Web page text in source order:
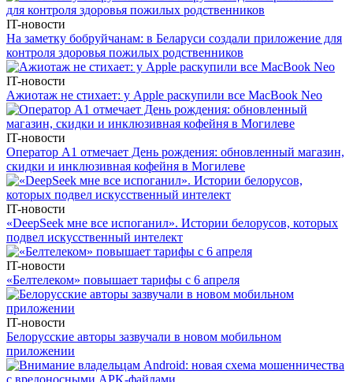
IT-новости
На заметку бобруйчанам: в Беларуси создали приложение для
контроля здоровья пожилых родственников
IT-новости
Ажиотаж не стихает: у Apple раскупили все MacBook Neo
IT-новости
Оператор А1 отмечает День рождения: обновленный магазин,
скидки и инклюзивная кофейня в Могилеве
IT-новости
«DeepSeek мне все испоганил». Истории белорусов, которых
подвел искусственный интелект
IT-новости
«Белтелеком» повышает тарифы с 6 апреля
IT-новости
Белорусские авторы зазвучали в новом мобильном
приложении